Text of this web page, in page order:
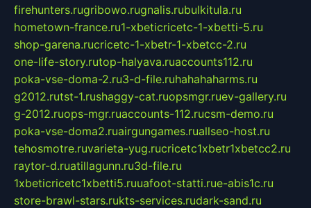
firehunters.rugribowo.rugnalis.rubulkitula.ru
hometown-france.ru1-xbeticricetc-1-xbetti-5.ru
shop-garena.rucricetc-1-xbetr-1-xbetcc-2.ru
one-life-story.rutop-halyava.ruaccounts112.ru
poka-vse-doma-2.ru3-d-file.ruhahahaharms.ru
g2012.rutst-1.rushaggy-cat.ruopsmgr.ruev-gallery.ru
g-2012.ruops-mgr.ruaccounts-112.rucsm-demo.ru
poka-vse-doma2.ruairgungames.ruallseo-host.ru
tehosmotre.ruvarieta-yug.rucricetc1xbetr1xbetcc2.ru
raytor-d.ruatillagunn.ru3d-file.ru
1xbeticricetc1xbetti5.ruuafoot-statti.rue-abis1c.ru
store-brawl-stars.rukts-services.rudark-sand.ru